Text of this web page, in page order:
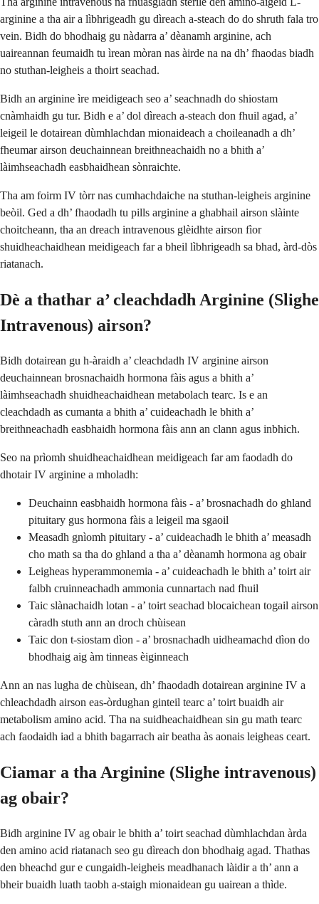
arginine a tha air a lìbhrigeadh gu dìreach a-steach do do shruth fala tro
vein. Bidh do bhodhaig gu nàdarra a’ dèanamh arginine, ach
uaireannan feumaidh tu ìrean mòran nas àirde na na dh’ fhaodas biadh
no stuthan-leigheis a thoirt seachad.
Bidh an arginine ìre meidigeach seo a’ seachnadh do shiostam
cnàmhaidh gu tur. Bidh e a’ dol dìreach a-steach don fhuil agad, a’
leigeil le dotairean dùmhlachdan mionaideach a choileanadh a dh’
fheumar airson deuchainnean breithneachaidh no a bhith a’
làimhseachadh easbhaidhean sònraichte.
Tha am foirm IV tòrr nas cumhachdaiche na stuthan-leigheis arginine
beòil. Ged a dh’ fhaodadh tu pills arginine a ghabhail airson slàinte
choitcheann, tha an dreach intravenous glèidhte airson fìor
shuidheachaidhean meidigeach far a bheil lìbhrigeadh sa bhad, àrd-dòs
riatanach.
Dè a thathar a’ cleachdadh Arginine (Slighe
Intravenous) airson?
Bidh dotairean gu h-àraidh a’ cleachdadh IV arginine airson
deuchainnean brosnachaidh hormona fàis agus a bhith a’
làimhseachadh shuidheachaidhean metabolach tearc. Is e an
cleachdadh as cumanta a bhith a’ cuideachadh le bhith a’
breithneachadh easbhaidh hormona fàis ann an clann agus inbhich.
Seo na prìomh shuidheachaidhean meidigeach far am faodadh do
dhotair IV arginine a mholadh:
Deuchainn easbhaidh hormona fàis - a’ brosnachadh do ghland
pituitary gus hormona fàis a leigeil ma sgaoil
Measadh gnìomh pituitary - a’ cuideachadh le bhith a’ measadh
cho math sa tha do ghland a tha a’ dèanamh hormona ag obair
Leigheas hyperammonemia - a’ cuideachadh le bhith a’ toirt air
falbh cruinneachadh ammonia cunnartach nad fhuil
Taic slànachaidh lotan - a’ toirt seachad blocaichean togail airson
càradh stuth ann an droch chùisean
Taic don t-siostam dìon - a’ brosnachadh uidheamachd dìon do
bhodhaig aig àm tinneas èiginneach
Ann an nas lugha de chùisean, dh’ fhaodadh dotairean arginine IV a
chleachdadh airson eas-òrdughan ginteil tearc a’ toirt buaidh air
metabolism amino acid. Tha na suidheachaidhean sin gu math tearc
ach faodaidh iad a bhith bagarrach air beatha às aonais leigheas ceart.
Ciamar a tha Arginine (Slighe intravenous)
ag obair?
Bidh arginine IV ag obair le bhith a’ toirt seachad dùmhlachdan àrda
den amino acid riatanach seo gu dìreach don bhodhaig agad. Thathas
den bheachd gur e cungaidh-leigheis meadhanach làidir a th’ ann a
bheir buaidh luath taobh a-staigh mionaidean gu uairean a thìde.